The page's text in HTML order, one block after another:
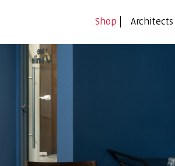
Shop Architects
כבר רשומים?